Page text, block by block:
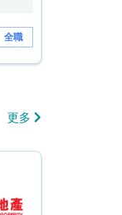
全職
更多